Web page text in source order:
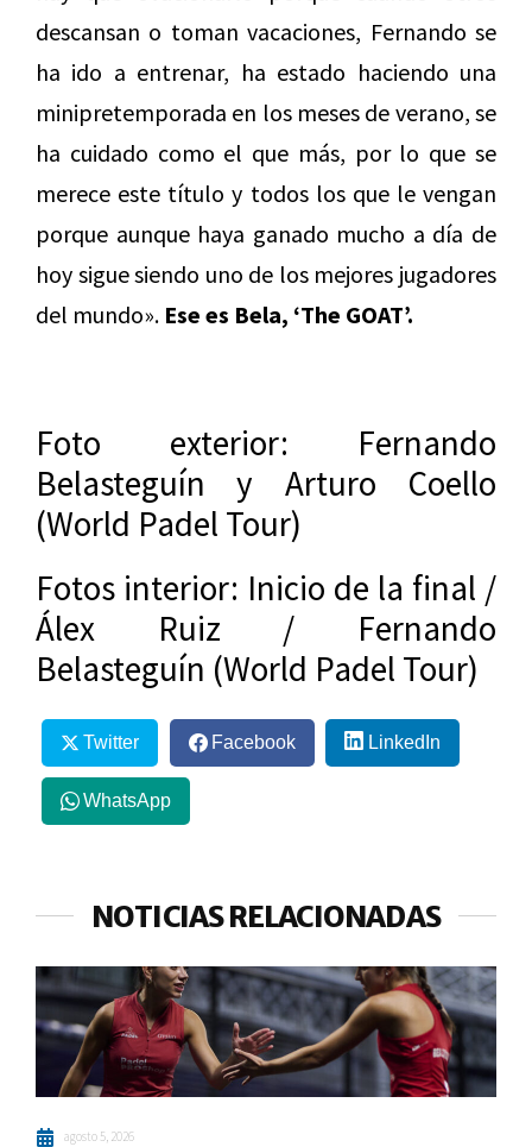
descansan o toman vacaciones, Fernando se
ha ido a entrenar, ha estado haciendo una
minipretemporada en los meses de verano, se
ha cuidado como el que más, por lo que se
merece este título y todos los que le vengan
porque aunque haya ganado mucho a día de
hoy sigue siendo uno de los mejores jugadores
del mundo». Ese es Bela, ‘The GOAT’.
Foto exterior: Fernando
Belasteguín y Arturo Coello
(World Padel Tour)
Fotos interior: Inicio de la final /
Álex Ruiz / Fernando
Belasteguín (World Padel Tour)
Twitter Facebook LinkedIn
WhatsApp
NOTICIAS RELACIONADAS
agosto 5, 2026